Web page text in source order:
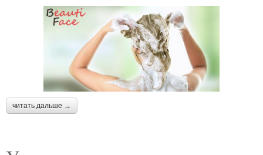
читать дальше →